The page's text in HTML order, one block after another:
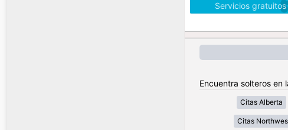
Servicios
Encuentra solteros en
Citas Alberta
Citas